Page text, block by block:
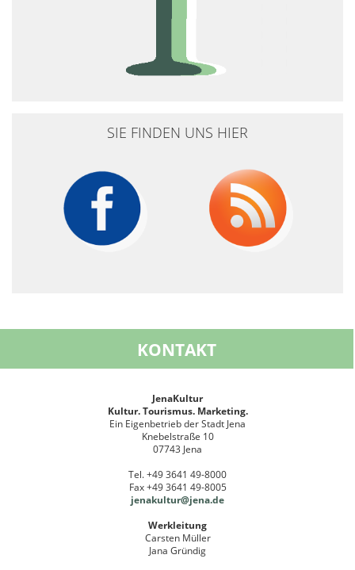
SIE FINDEN UNS HIER
KONTAKT
JenaKultur
Kultur. Tourismus. Marketing.
Ein Eigenbetrieb der Stadt Jena
Knebelstraße 10
07743 Jena
Tel. +49 3641 49-8000
Fax +49 3641 49-8005
jenakultur@jena.de
Werkleitung
Carsten Müller
Jana Gründig